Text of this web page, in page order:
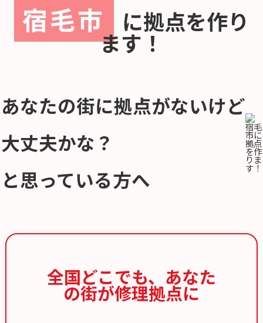
宿毛市 に拠点を作り
ます！
あなたの街に拠点がないけど
大丈夫かな？
と思っている方へ
全国どこでも、 あなた
の街が修理拠点に